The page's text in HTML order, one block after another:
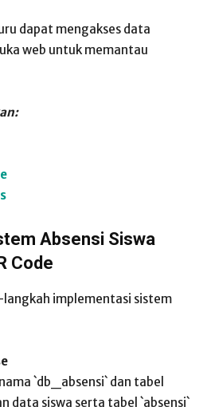
dapat mengakses data
web untuk memantau
Absensi Siswa
Code
implementasi sistem
`db_absensi` dan tabel
data siswa serta tabel `absensi`